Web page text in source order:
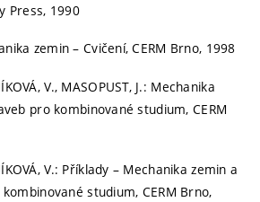
Press, 1990
zemin – Cvičení, CERM Brno, 1998
V., MASOPUST, J.: Mechanika
pro kombinované studium, CERM
V.: Příklady – Mechanika zemin a
studium, CERM Brno,